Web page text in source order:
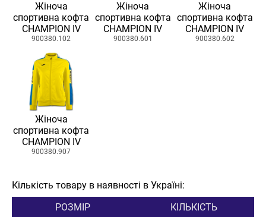
Жіноча
спортивна кофта
CHAMPION IV
900380.102
Жіноча
спортивна кофта
CHAMPION IV
900380.601
Жіноча
спортивна кофта
CHAMPION IV
900380.602
Жіноча
спортивна кофта
CHAMPION IV
900380.907
Кількість товару в наявності в Україні:
РОЗМІР
КІЛЬКІСТЬ